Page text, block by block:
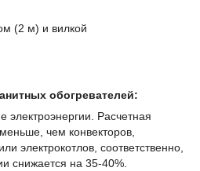
(2 м) и вилкой
обогревателей:
электроэнергии. Расчетная
чем конвекторов,
электрокотлов, соответственно,
снижается на 35-40%.